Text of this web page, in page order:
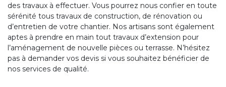
des travaux à effectuer. Vous pourrez nous confier en toute
sérénité tous travaux de construction, de rénovation ou
d’entretien de votre chantier. Nos artisans sont également
aptes à prendre en main tout travaux d’extension pour
l’aménagement de nouvelle pièces ou terrasse. N’hésitez
pas à demander vos devis si vous souhaitez bénéficier de
nos services de qualité.